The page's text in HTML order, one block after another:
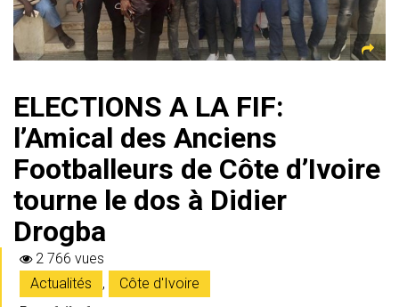
ELECTIONS A LA FIF:
l’Amical des Anciens
Footballeurs de Côte d’Ivoire
tourne le dos à Didier
Drogba
2 766 vues
Actualités
,
Côte d'Ivoire